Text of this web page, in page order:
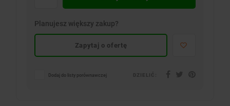
Planujesz większy zakup?
Zapytaj o ofertę
Dodaj do listy porównawczej